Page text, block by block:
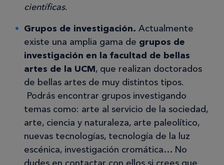
científicas.
Grupos de investigación. Actualmente
existe una amplia gama de grupos de
investigación en la facultad de bellas
artes de la UCM, que realizan doctorados
de bellas artes de muy distintos tipos.
Podrás encontrar grupos investigando
temas como: arte al servicio de la sociedad,
arte, ciencia y naturaleza, arte paleolítico,
nuevas tecnologías, tecnología de la luz
escénica, investigación cromática… No